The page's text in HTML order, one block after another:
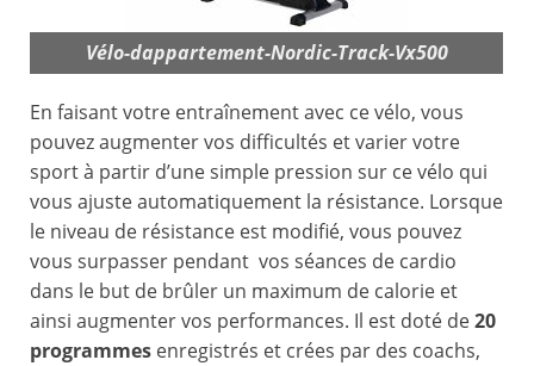
Vélo-dappartement-Nordic-Track-Vx500
En faisant votre entraînement avec ce vélo, vous
pouvez augmenter vos difficultés et varier votre
sport à partir d’une simple pression sur ce vélo qui
vous ajuste automatiquement la résistance. Lorsque
le niveau de résistance est modifié, vous pouvez
vous surpasser pendant vos séances de cardio
dans le but de brûler un maximum de calorie et
ainsi augmenter vos performances. Il est doté de20
programmes enregistrés et crées par des coachs,